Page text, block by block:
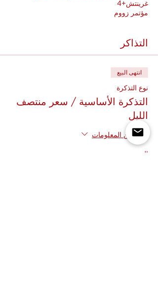
غرينتش+4
مؤتمر زووم
التذاكر
انتهى البيع
نوع التذكرة
التذكرة الأساسية / سعر منتصف
الليل
مزيد من المعلومات
السعر